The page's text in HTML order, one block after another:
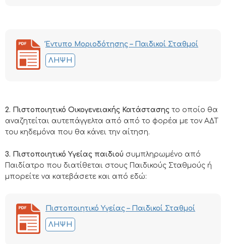
Έντυπο Μοριοδότησης – Παιδικοί Σταθμοί
ΛΉΨΗ
2. Πιστοποιητικό Οικογενειακής Κατάστασης το οποίο θα
αναζητείται αυτεπάγγελτα από από το φορέα με τον ΑΔΤ
του κηδεμόνα που θα κάνει την αίτηση.
3. Πιστοποιητικό Υγείας παιδιού συμπληρωμένο από
Παιδίατρο που διατίθεται στους Παιδικούς Σταθμούς ή
μπορείτε να κατεβάσετε και από εδώ:
Πιστοποιητικό Υγείας – Παιδικοί Σταθμοί
ΛΉΨΗ